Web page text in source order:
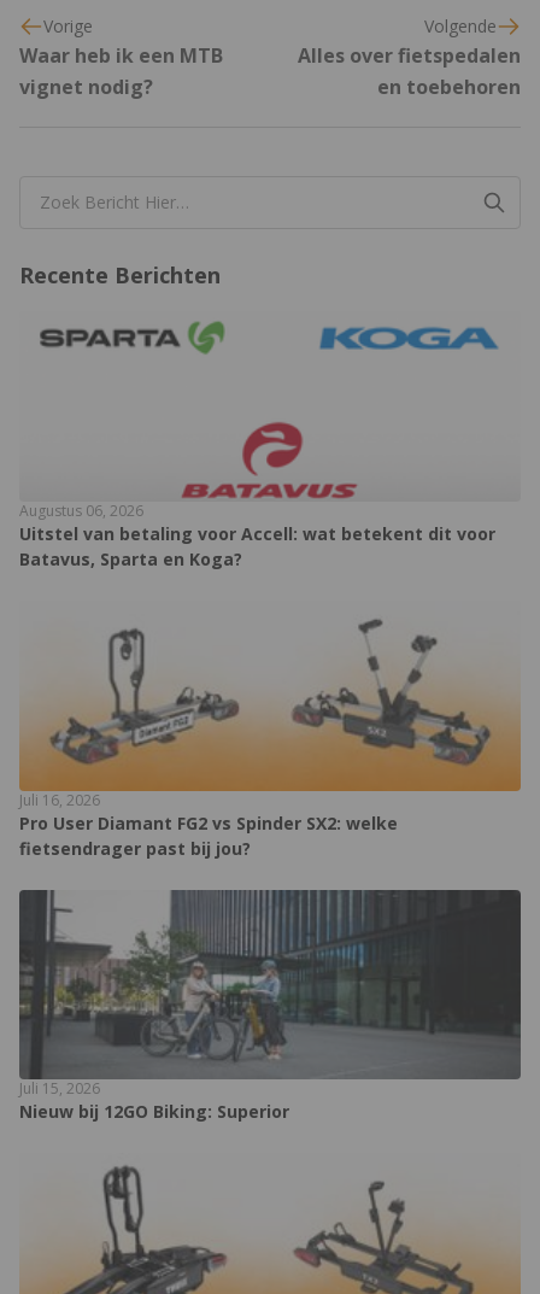
Vorige
Waar heb ik een MTB
vignet nodig?
Volgende
Alles over fietspedalen
en toebehoren
Recente Berichten
Augustus 06, 2026
Uitstel van betaling voor Accell: wat betekent dit voor
Batavus, Sparta en Koga?
Juli 16, 2026
Pro User Diamant FG2 vs Spinder SX2: welke
fietsendrager past bij jou?
Juli 15, 2026
Nieuw bij 12GO Biking: Superior